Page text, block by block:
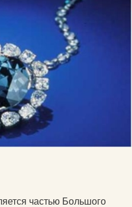
частью Большого